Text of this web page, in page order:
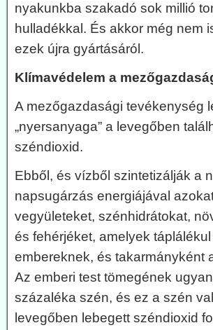
nyakunkba szakadó sok millió
hulladékkal. És akkor még nem
ezek újra gyártásáról.
Klímavédelem a
A mezőgazdasági tevékenység
„nyersanyaga” a levegőben
széndioxid.
Ebből, és vízből szintetizálják a
napsugárzás energiájával
vegyületeket, szénhidrátokat,
és fehérjéket, amelyek
embereknek, és takarmányként
Az emberi test tömegének
százaléka szén, és ez a szén
levegőben lebegett széndioxid